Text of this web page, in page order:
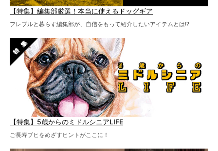
【特集】編集部厳選！本当に使えるドッグギア
フレブルと暮らす編集部が、自信をもって紹介したいアイテムとは!?
【特集】5歳からのミドルシニアLIFE
ご長寿ブヒをめざすヒントがここに！